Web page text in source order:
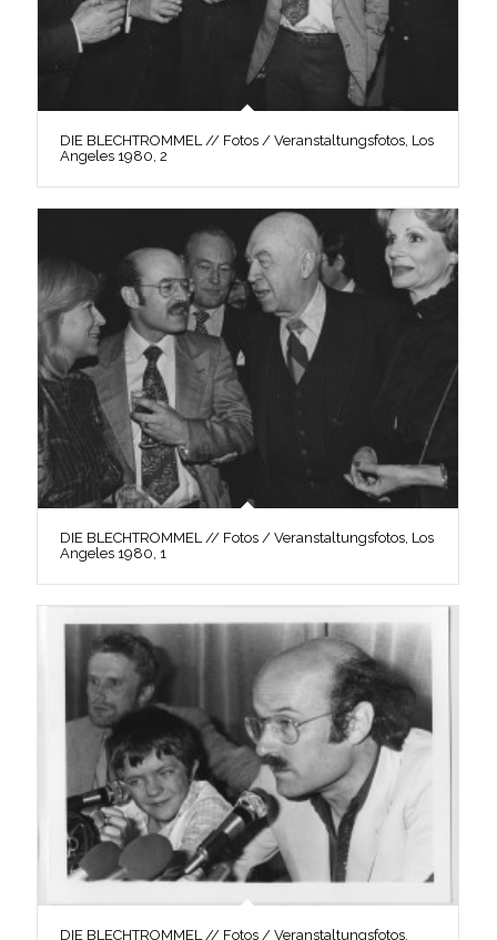
DIE BLECHTROMMEL // Fotos / Veranstaltungsfotos, Los
Angeles 1980, 2
DIE BLECHTROMMEL // Fotos / Veranstaltungsfotos, Los
Angeles 1980, 1
DIE BLECHTROMMEL // Fotos / Veranstaltungsfotos,